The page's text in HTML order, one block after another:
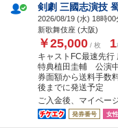
剣劇 三國志演技
2026/08/19 (水) 18時00
新歌舞伎座 (大阪)
￥25,000 / 枚 1
キャストFC最速先
特典植田圭輔 公演
券面額から送料手数
後までに発送予定
ご入金後、マイペー
発券番号 女